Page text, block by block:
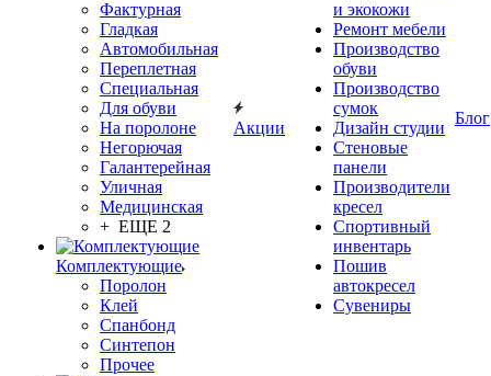
Фактурная
Гладкая
Автомобильная
Переплетная
Специальная
Для обуви
На поролоне
Негорючая
Галантерейная
Уличная
Медицинская
+ ЕЩЕ 2
Комплектующие
Поролон
Клей
Спанбонд
Синтепон
Прочее
Акции
и экокожи
Ремонт мебели
Производство
обуви
Производство
сумок
Дизайн студии
Стеновые
панели
Производители
кресел
Спортивный
инвентарь
Пошив
автокресел
Сувениры
Блог